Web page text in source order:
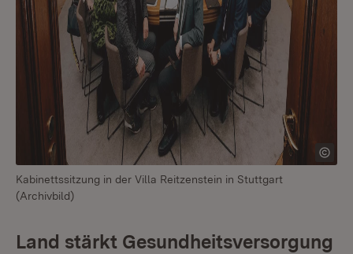
Kabinettssitzung in der Villa Reitzenstein in Stuttgart
(Archivbild)
Land stärkt Gesundheitsversorgung